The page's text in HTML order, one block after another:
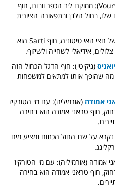
(Vourvourou): ממוקם ליד הכפר וובורו, חוף
בחול הלבן ובתפאורה הציורית
: ממוקם על החוף המזרחי של חצי האי סיטוניה, חוף Sarti הוא
אידיאלי לשחייה ולשיזוף.
(ניקיטי): חוף הדגל הכחול הזה
מה שהופך אותו למתאים למשפחות
(אורמיליה): עם מי הטורקיז
חוף טראני אמודה הוא בחירה
נקרא על שם החול הכתום ומציע מים
אמודה (אורמיליה): עם מי הטורקיז
חוף טראני אמודה הוא בחירה